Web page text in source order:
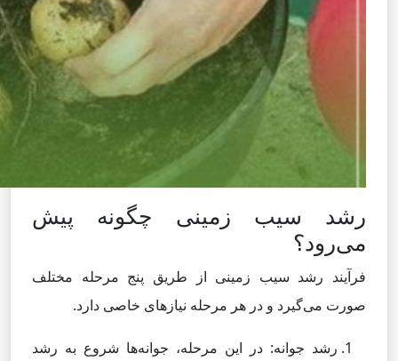
رشد سیب زمینی چگونه پیش
می‌رود؟
فرآیند رشد سیب زمینی از طریق پنج مرحله مختلف
صورت می‌گیرد و در هر مرحله نیازهای خاصی دارد.
رشد جوانه: در این مرحله، جوانه‌ها شروع به رشد